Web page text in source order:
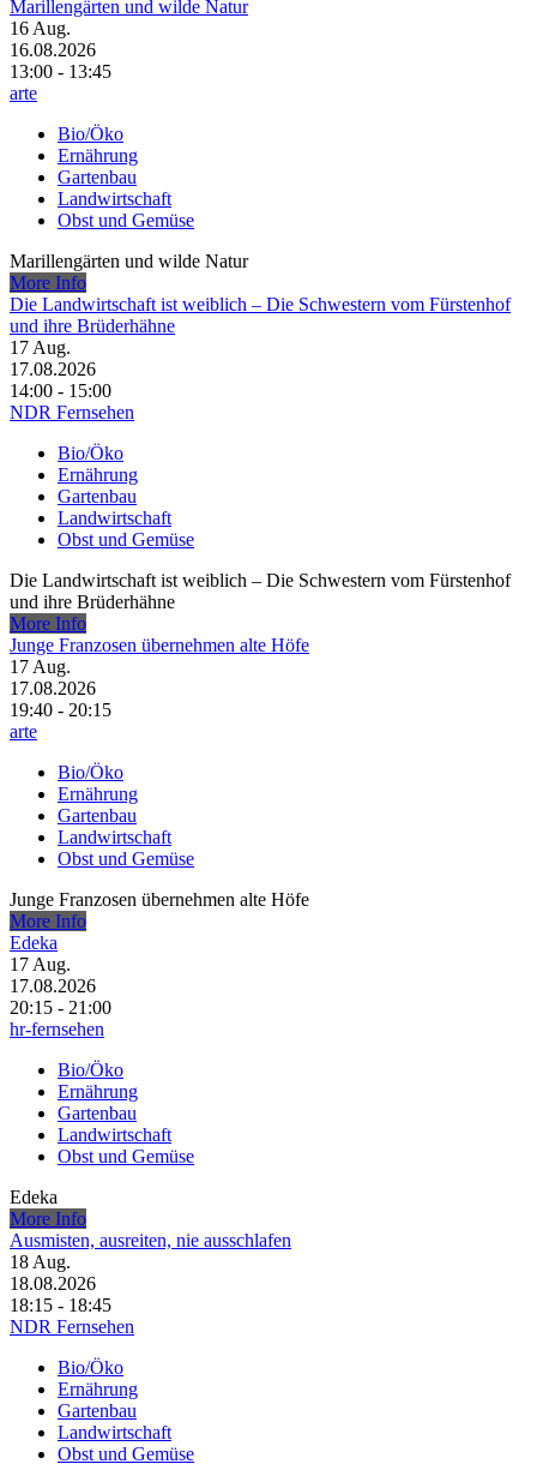
Marillengärten und wilde Natur
16 Aug.
16.08.2026
13:00 - 13:45
arte
Bio/Öko
Ernährung
Gartenbau
Landwirtschaft
Obst und Gemüse
Marillengärten und wilde Natur
More Info
Die Landwirtschaft ist weiblich – Die Schwestern vom Fürstenhof
und ihre Brüderhähne
17 Aug.
17.08.2026
14:00 - 15:00
NDR Fernsehen
Bio/Öko
Ernährung
Gartenbau
Landwirtschaft
Obst und Gemüse
Die Landwirtschaft ist weiblich – Die Schwestern vom Fürstenhof
und ihre Brüderhähne
More Info
Junge Franzosen übernehmen alte Höfe
17 Aug.
17.08.2026
19:40 - 20:15
arte
Bio/Öko
Ernährung
Gartenbau
Landwirtschaft
Obst und Gemüse
Junge Franzosen übernehmen alte Höfe
More Info
Edeka
17 Aug.
17.08.2026
20:15 - 21:00
hr-fernsehen
Bio/Öko
Ernährung
Gartenbau
Landwirtschaft
Obst und Gemüse
Edeka
More Info
Ausmisten, ausreiten, nie ausschlafen
18 Aug.
18.08.2026
18:15 - 18:45
NDR Fernsehen
Bio/Öko
Ernährung
Gartenbau
Landwirtschaft
Obst und Gemüse